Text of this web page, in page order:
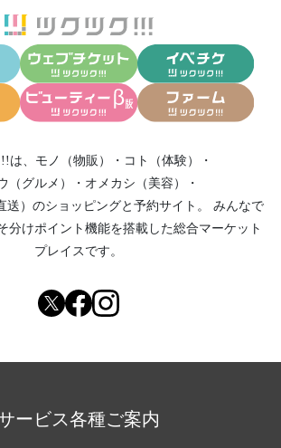
は、 モノ（物販） ・ コト（体験）
・
（グルメ）
・ オメカシ（美容）
・
） のショッピングと予約サイト。
みんなで
分けポイント機能を搭載した総合マーケット
プレイスです。
ービス各種ご案内